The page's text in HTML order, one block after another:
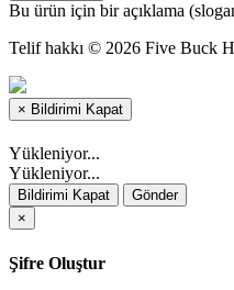
Bu ürün için bir açıklama
Telif hakkı © 2026 Five Buck
× Bildirimi Kapat
Yükleniyor...
Yükleniyor...
Bildirimi Kapat
Gönder
×
Şifre Oluştur